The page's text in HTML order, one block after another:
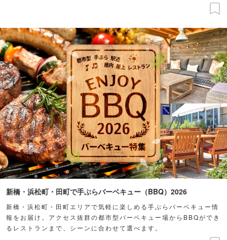
新橋・浜松町・田町で手ぶらバーベキュー（BBQ）2026
新橋・浜松町・田町エリアで気軽に楽しめる手ぶらバーベキュー情
報をお届け。アクセス抜群の都市型バーベキュー場からBBQができ
るレストランまで、シーンに合わせて選べます。